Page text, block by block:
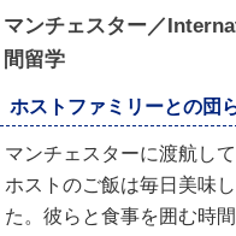
マンチェスター／
間留学
ホストファミリーとの団
マンチェスターに渡航し
ホストのご飯は毎日美味
た。彼らと食事を囲む時